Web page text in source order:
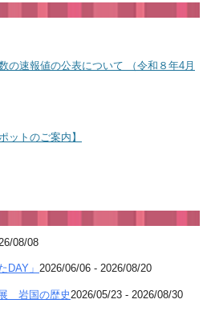
の速報値の公表について （令和８年4月
ットのご案内】
08/08
DAY」 2026/06/06 - 2026/08/20
展 岩国の歴史2026/05/23 - 2026/08/30